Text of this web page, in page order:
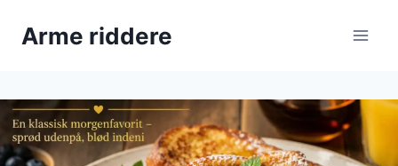
Arme riddere